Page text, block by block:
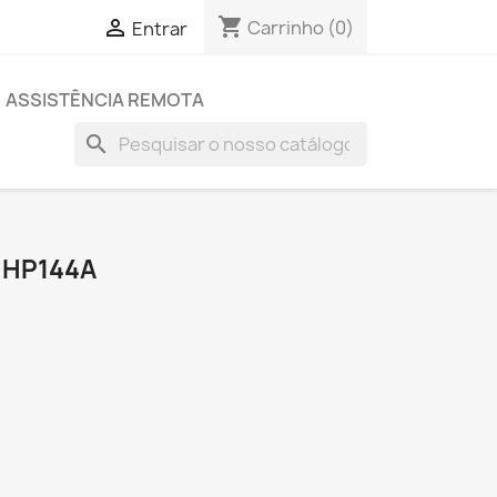
 Entrar shopping_cart Carrinho (0)
ASSISTÊNCIA REMOTA
search